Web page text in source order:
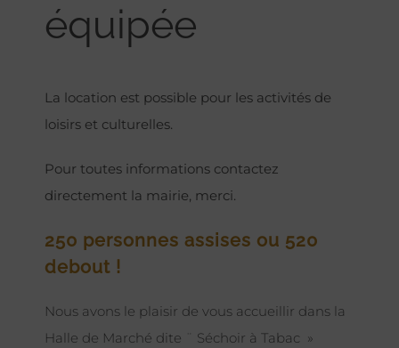
équipée
La location est possible pour les activités de
loisirs et culturelles.
Pour toutes informations contactez
directement la mairie, merci.
250 personnes assises ou 520
debout !
Nous avons le plaisir de vous accueillir dans la
Halle de Marché dite ¨ Séchoir à Tabac »